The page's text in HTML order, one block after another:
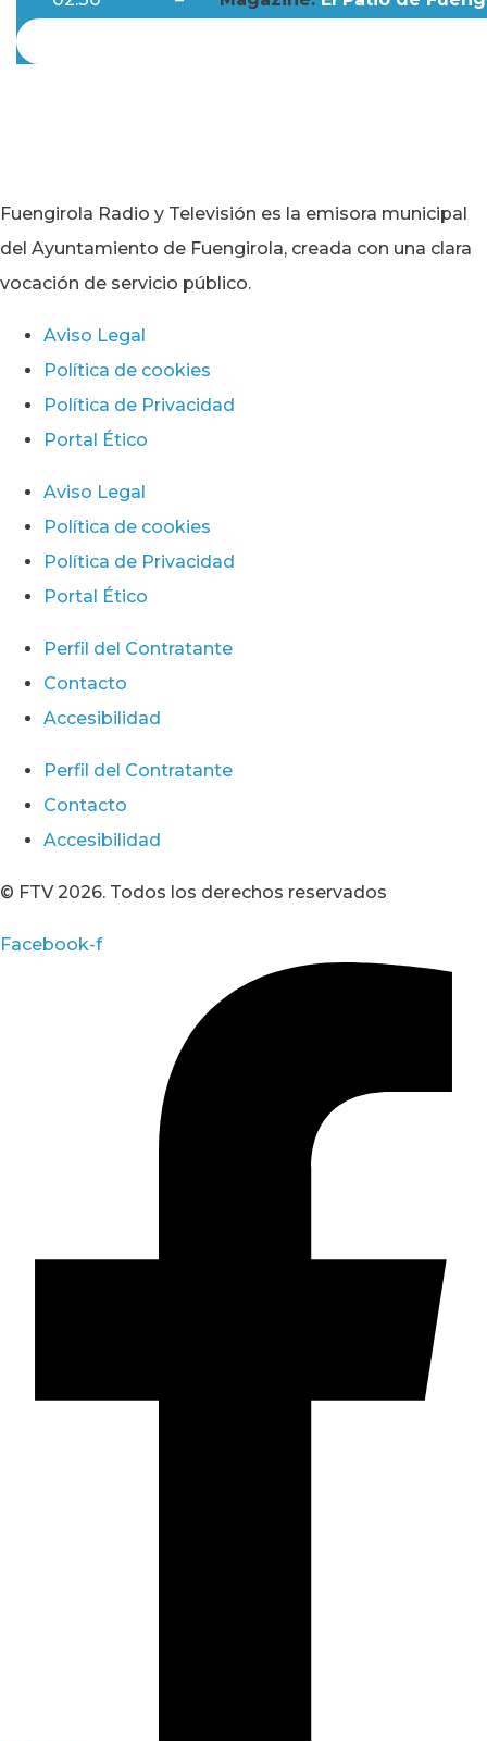
Fuengirola Radio y Televisión es la emisora municipal
del Ayuntamiento de Fuengirola, creada con una clara
vocación de servicio público.
Aviso Legal
Política de cookies
Política de Privacidad
Portal Ético
Aviso Legal
Política de cookies
Política de Privacidad
Portal Ético
Perfil del Contratante
Contacto
Accesibilidad
Perfil del Contratante
Contacto
Accesibilidad
© FTV 2026. Todos los derechos reservados
Facebook-f